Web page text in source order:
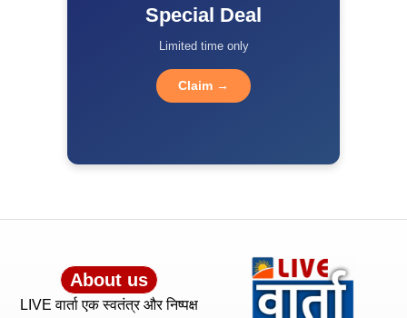
Special Deal
Limited time only
Claim →
About us
LIVE वार्ता एक स्वतंत्र और निष्पक्ष